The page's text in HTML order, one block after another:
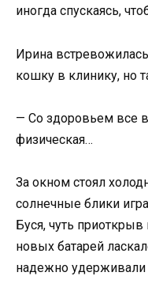
иногда спускаясь,
Ирина
кошку в клинику, но
— Со здоровьем все
физическая…
За окном стоял
солнечные блики
Буся, чуть приоткрыв
новых батарей
надежно удерживали